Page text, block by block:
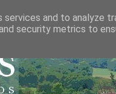
and to analyze
security metrics to